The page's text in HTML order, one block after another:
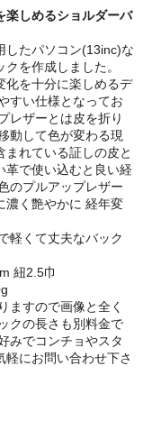
楽しめるショルダーバ
したパソコン(13inc)な
を作成しました。
化を十分に楽しめるデ
すい仕様となってお
レザーとは皮を折り
動して色が変わる現
れている証しの皮と
革で使い込むと良い経
のプルアップレザー
濃く艶やかに 経年変
軽くて丈夫なバック
紐2.5巾
ますので画像と全く
クの長さも別料金で
みでコンチョやスタ
軽にお問い合わせ下さ